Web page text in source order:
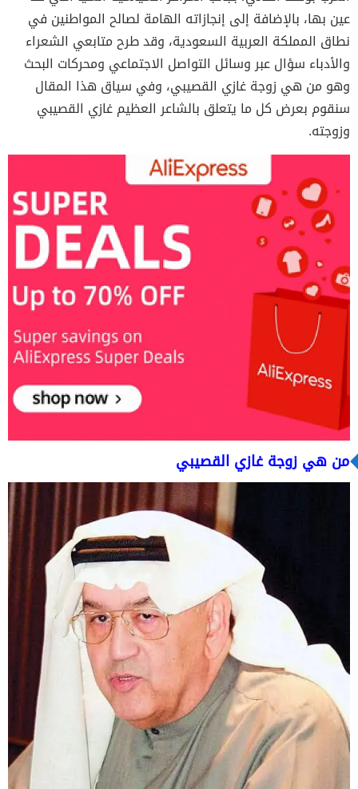
عين بها، بالإضافة إلى إنجازاته الهامة لصالح المواطنين في
نطاق المملكة العربية السعودية، وقد طرح متابعي الشعراء
والأدباء سؤال عبر وسائل التواصل الاجتماعي ومحركات البحث
وهو من هي زوجة غازي القصيبي، وفي سياق هذا المقال
سنقوم بعرض كل ما يتعلق بالشاعر العظيم غازي القصيبي
وزوجته.
من هي زوجة غازي القصيبي